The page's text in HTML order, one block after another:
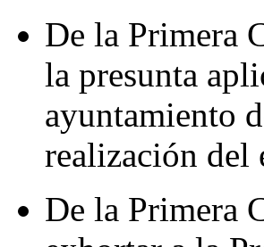
De la Primera
la presunta
ayuntamiento
realización del
De la Primera